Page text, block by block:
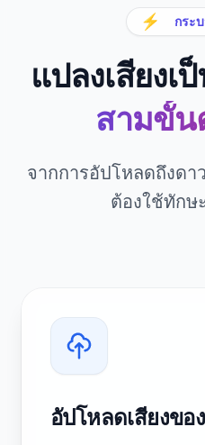
⚡ กระ
แปลงเสียงเ
สามขั้น
จากการอัปโหลดถึงด
ต้องใช้ทักษ
อัปโหลดเสียงข